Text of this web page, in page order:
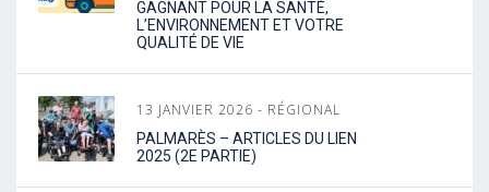
GAGNANT POUR LA SANTÉ,
L’ENVIRONNEMENT ET VOTRE
QUALITÉ DE VIE
13 JANVIER 2026 - RÉGIONAL
PALMARÈS – ARTICLES DU LIEN
2025 (2E PARTIE)